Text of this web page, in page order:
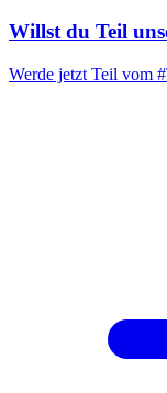
Willst du Teil
Werde jetzt Teil vom